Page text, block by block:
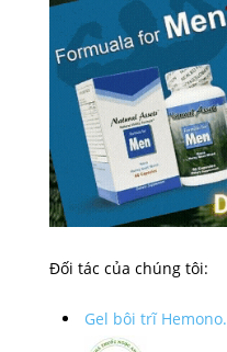
Đối tác của chúng tôi:
Gel bôi trĩ Hemono.